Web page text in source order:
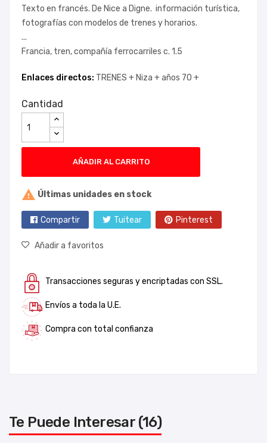
Texto en francés. De Nice a Digne. información turística,
fotografías con modelos de trenes y horarios.
...
Francia, tren, compañía ferrocarriles c. 1.5
Enlaces directos: TRENES + Niza +años 70 +
Cantidad
AÑADIR AL CARRITO
 Últimas unidades en stock
Compartir Tuitear Pinterest
Añadir a favoritos
Transacciones seguras y encriptadas con SSL.
Envíos a toda la U.E.
Compra con total confianza
Te Puede Interesar (16)